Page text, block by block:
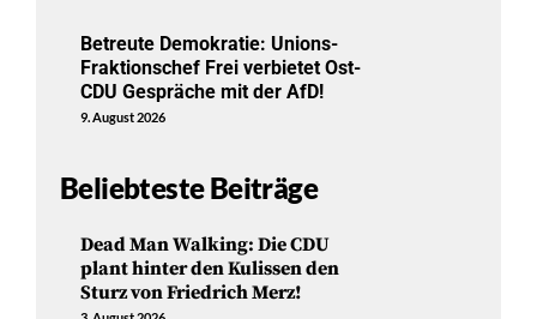
Betreute Demokratie: Unions-
Fraktionschef Frei verbietet Ost-
CDU Gespräche mit der AfD!
9. August 2026
Beliebteste Beiträge
Dead Man Walking: Die CDU
plant hinter den Kulissen den
Sturz von Friedrich Merz!